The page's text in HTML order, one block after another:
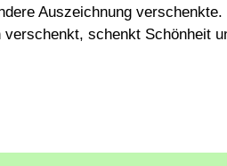
Auszeichnung
schenkt Schönheit